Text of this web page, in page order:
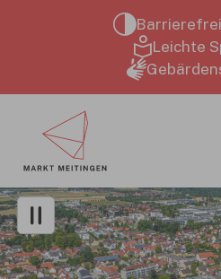
Zum Hauptinhalt springen
Leichte